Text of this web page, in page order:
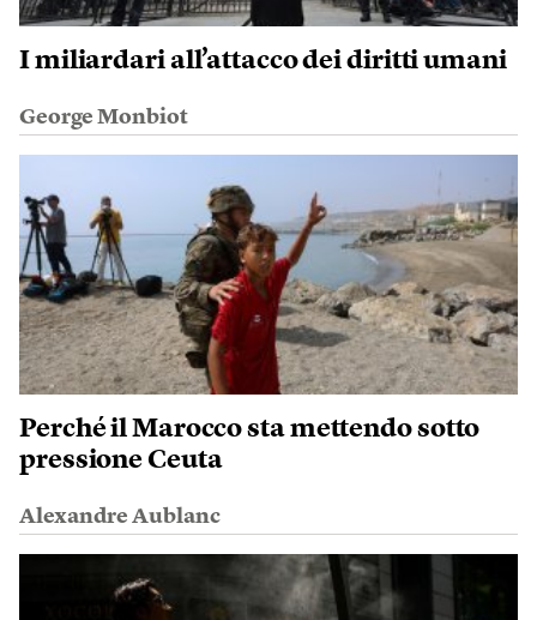
I miliardari all’attacco dei diritti umani
George Monbiot
Perché il Marocco sta mettendo sotto
pressione Ceuta
Alexandre Aublanc